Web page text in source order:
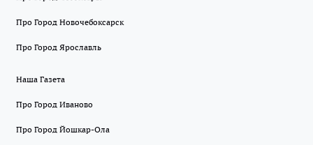
Про Город Новочебоксарск
Про Город Ярославль
Наша Газета
Про Город Иваново
Про Город Йошкар-Ола